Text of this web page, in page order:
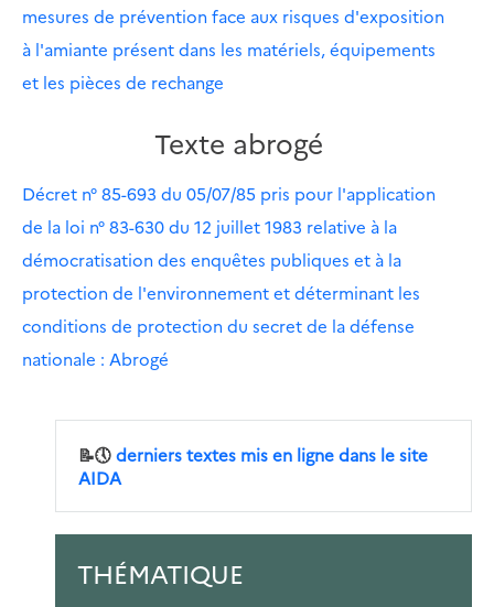
mesures de prévention face aux risques d'exposition
à l'amiante présent dans les matériels, équipements
et les pièces de rechange
Texte abrogé
Décret n° 85-693 du 05/07/85 pris pour l'application
de la loi n° 83-630 du 12 juillet 1983 relative à la
démocratisation des enquêtes publiques et à la
protection de l'environnement et déterminant les
conditions de protection du secret de la défense
nationale : Abrogé
📝🕔derniers textes mis en ligne dans le site
AIDA
THÉMATIQUE